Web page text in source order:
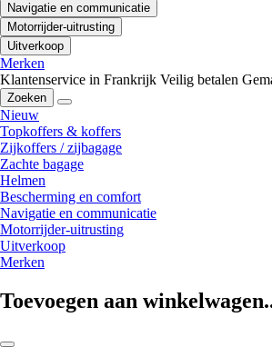
Navigatie en communicatie
Motorrijder-uitrusting
Uitverkoop
Merken
Klantenservice in Frankrijk Veilig betalen
Zoeken
Nieuw
Topkoffers & koffers
Zijkoffers / zijbagage
Zachte bagage
Helmen
Bescherming en comfort
Navigatie en communicatie
Motorrijder-uitrusting
Uitverkoop
Merken
Toevoegen aan